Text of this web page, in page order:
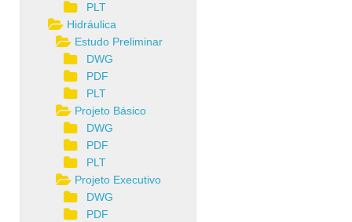
PLT
Hidráulica
Estudo Preliminar
DWG
PDF
PLT
Projeto Básico
DWG
PDF
PLT
Projeto Executivo
DWG
PDF